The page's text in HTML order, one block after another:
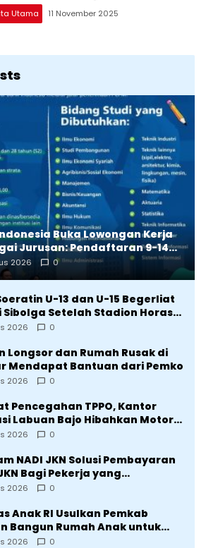
Utama 11 November 2025
Buka Lowongan Kerja
Jurusan: Pendaftaran 9-14
2026
2026 0
U-13 dan U-15 Begerliat
Sibolga Setelah Stadion Horas
Wali Kota
2026 0
Longsor dan Rumah Rusak di
Mendapat Bantuan dari Pemko
2026 0
Pencegahan TPPO, Kantor
Labuan Bajo Hibahkan Motor
ke Lima Desa di
2026 0
NADI JKN Solusi Pembayaran
Bagi Pekerja yang
Tidak Tetap
2026 0
Anak RI Usulkan Pemkab
Bangun Rumah Anak untuk
Kekerasan
2026 0